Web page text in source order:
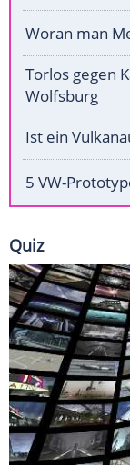
Woran man
Torlos gegen
Wolfsburg
Ist ein
5 VW-
Quiz